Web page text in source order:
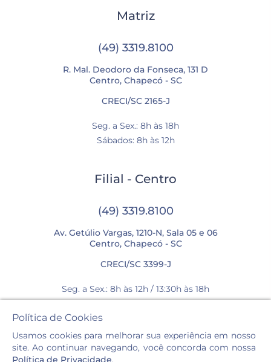
Matriz
(49) 3319.8100
R. Mal. Deodoro da Fonseca, 131 D
Centro, Chapecó - SC
CRECI/SC 2165-J
Seg. a Sex.: 8h às 18h
Sábados: 8h às 12h
Filial - Centro
(49) 3319.8100
Av. Getúlio Vargas, 1210-N, Sala 05 e 06
Centro, Chapecó - SC
CRECI/SC 3399-J
Seg. a Sex.: 8h às 12h / 13:30h às 18h
Sábados: 8h às 12h
Política de Cookies
Usamos cookies para melhorar sua experiência em nosso
site. Ao continuar navegando, você concorda com nossa
Política de Privacidade.